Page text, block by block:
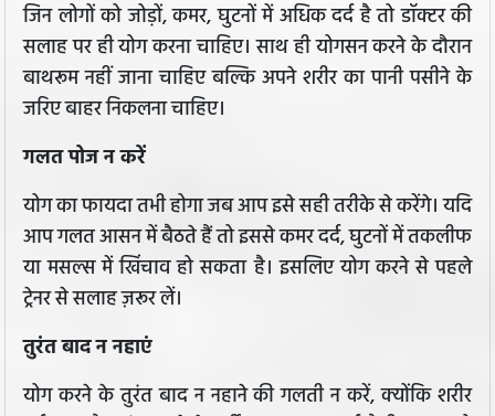
जिन लोगों को जोड़ों, कमर, घुटनों में अधिक दर्द है तो डॉक्टर की
सलाह पर ही योग करना चाहिए। साथ ही योगसन करने के दौरान
बाथरूम नहीं जाना चाहिए बल्कि अपने शरीर का पानी पसीने के
जरिए बाहर निकलना चाहिए।
गलत पोज न करें
योग का फायदा तभी होगा जब आप इसे सही तरीके से करेंगे। यदि
आप गलत आसन में बैठते हैं तो इससे कमर दर्द, घुटनों में तकलीफ
या मसल्स में खिंचाव हो सकता है। इसलिए योग करने से पहले
ट्रेनर से सलाह ज़रूर लें।
तुरंत बाद न नहाएं
योग करने के तुरंत बाद न नहाने की गलती न करें, क्योंकि शरीर